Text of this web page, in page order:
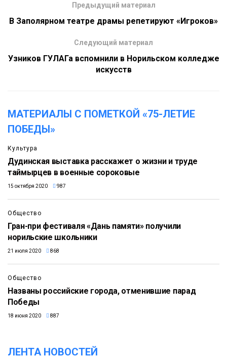
Предыдущий материал
В Заполярном театре драмы репетируют «Игроков»
Следующий материал
Узников ГУЛАГа вспомнили в Норильском колледже
искусств
МАТЕРИАЛЫ С ПОМЕТКОЙ «75-ЛЕТИЕ
ПОБЕДЫ»
Культура
Дудинская выставка расскажет о жизни и труде
таймырцев в военные сороковые
15 октября 2020 987
Общество
Гран-при фестиваля «Дань памяти» получили
норильские школьники
21 июля 2020 868
Общество
Названы российские города, отменившие парад
Победы
18 июня 2020 887
ЛЕНТА НОВОСТЕЙ